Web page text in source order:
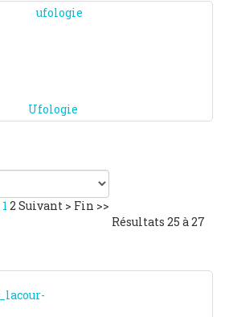
Ufologie
1 2 Suivant > Fin >>
Résultats 25 à 27